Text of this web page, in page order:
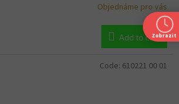
Objednáme pro vás
Add to cart
Code: 610221 00 01
Zobrazit